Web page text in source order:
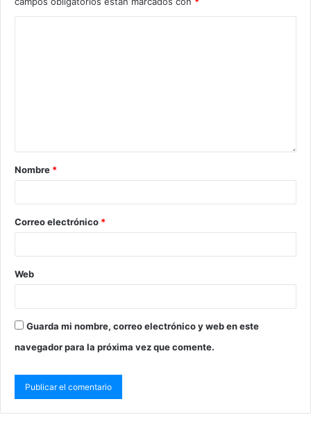
Nombre *
Correo electrónico *
Web
Guarda mi nombre, correo electrónico y web en este
navegador para la próxima vez que comente.